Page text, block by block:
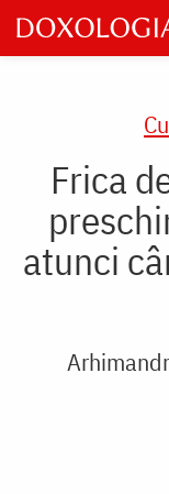
Skip
to
main
Frica
atunci